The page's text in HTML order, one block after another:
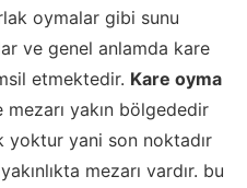
oymalar gibi sunu
ve genel anlamda kare
etmektedir. Kare oyma
yakın bölgededir
yani son noktadır
mezarı vardır. bu